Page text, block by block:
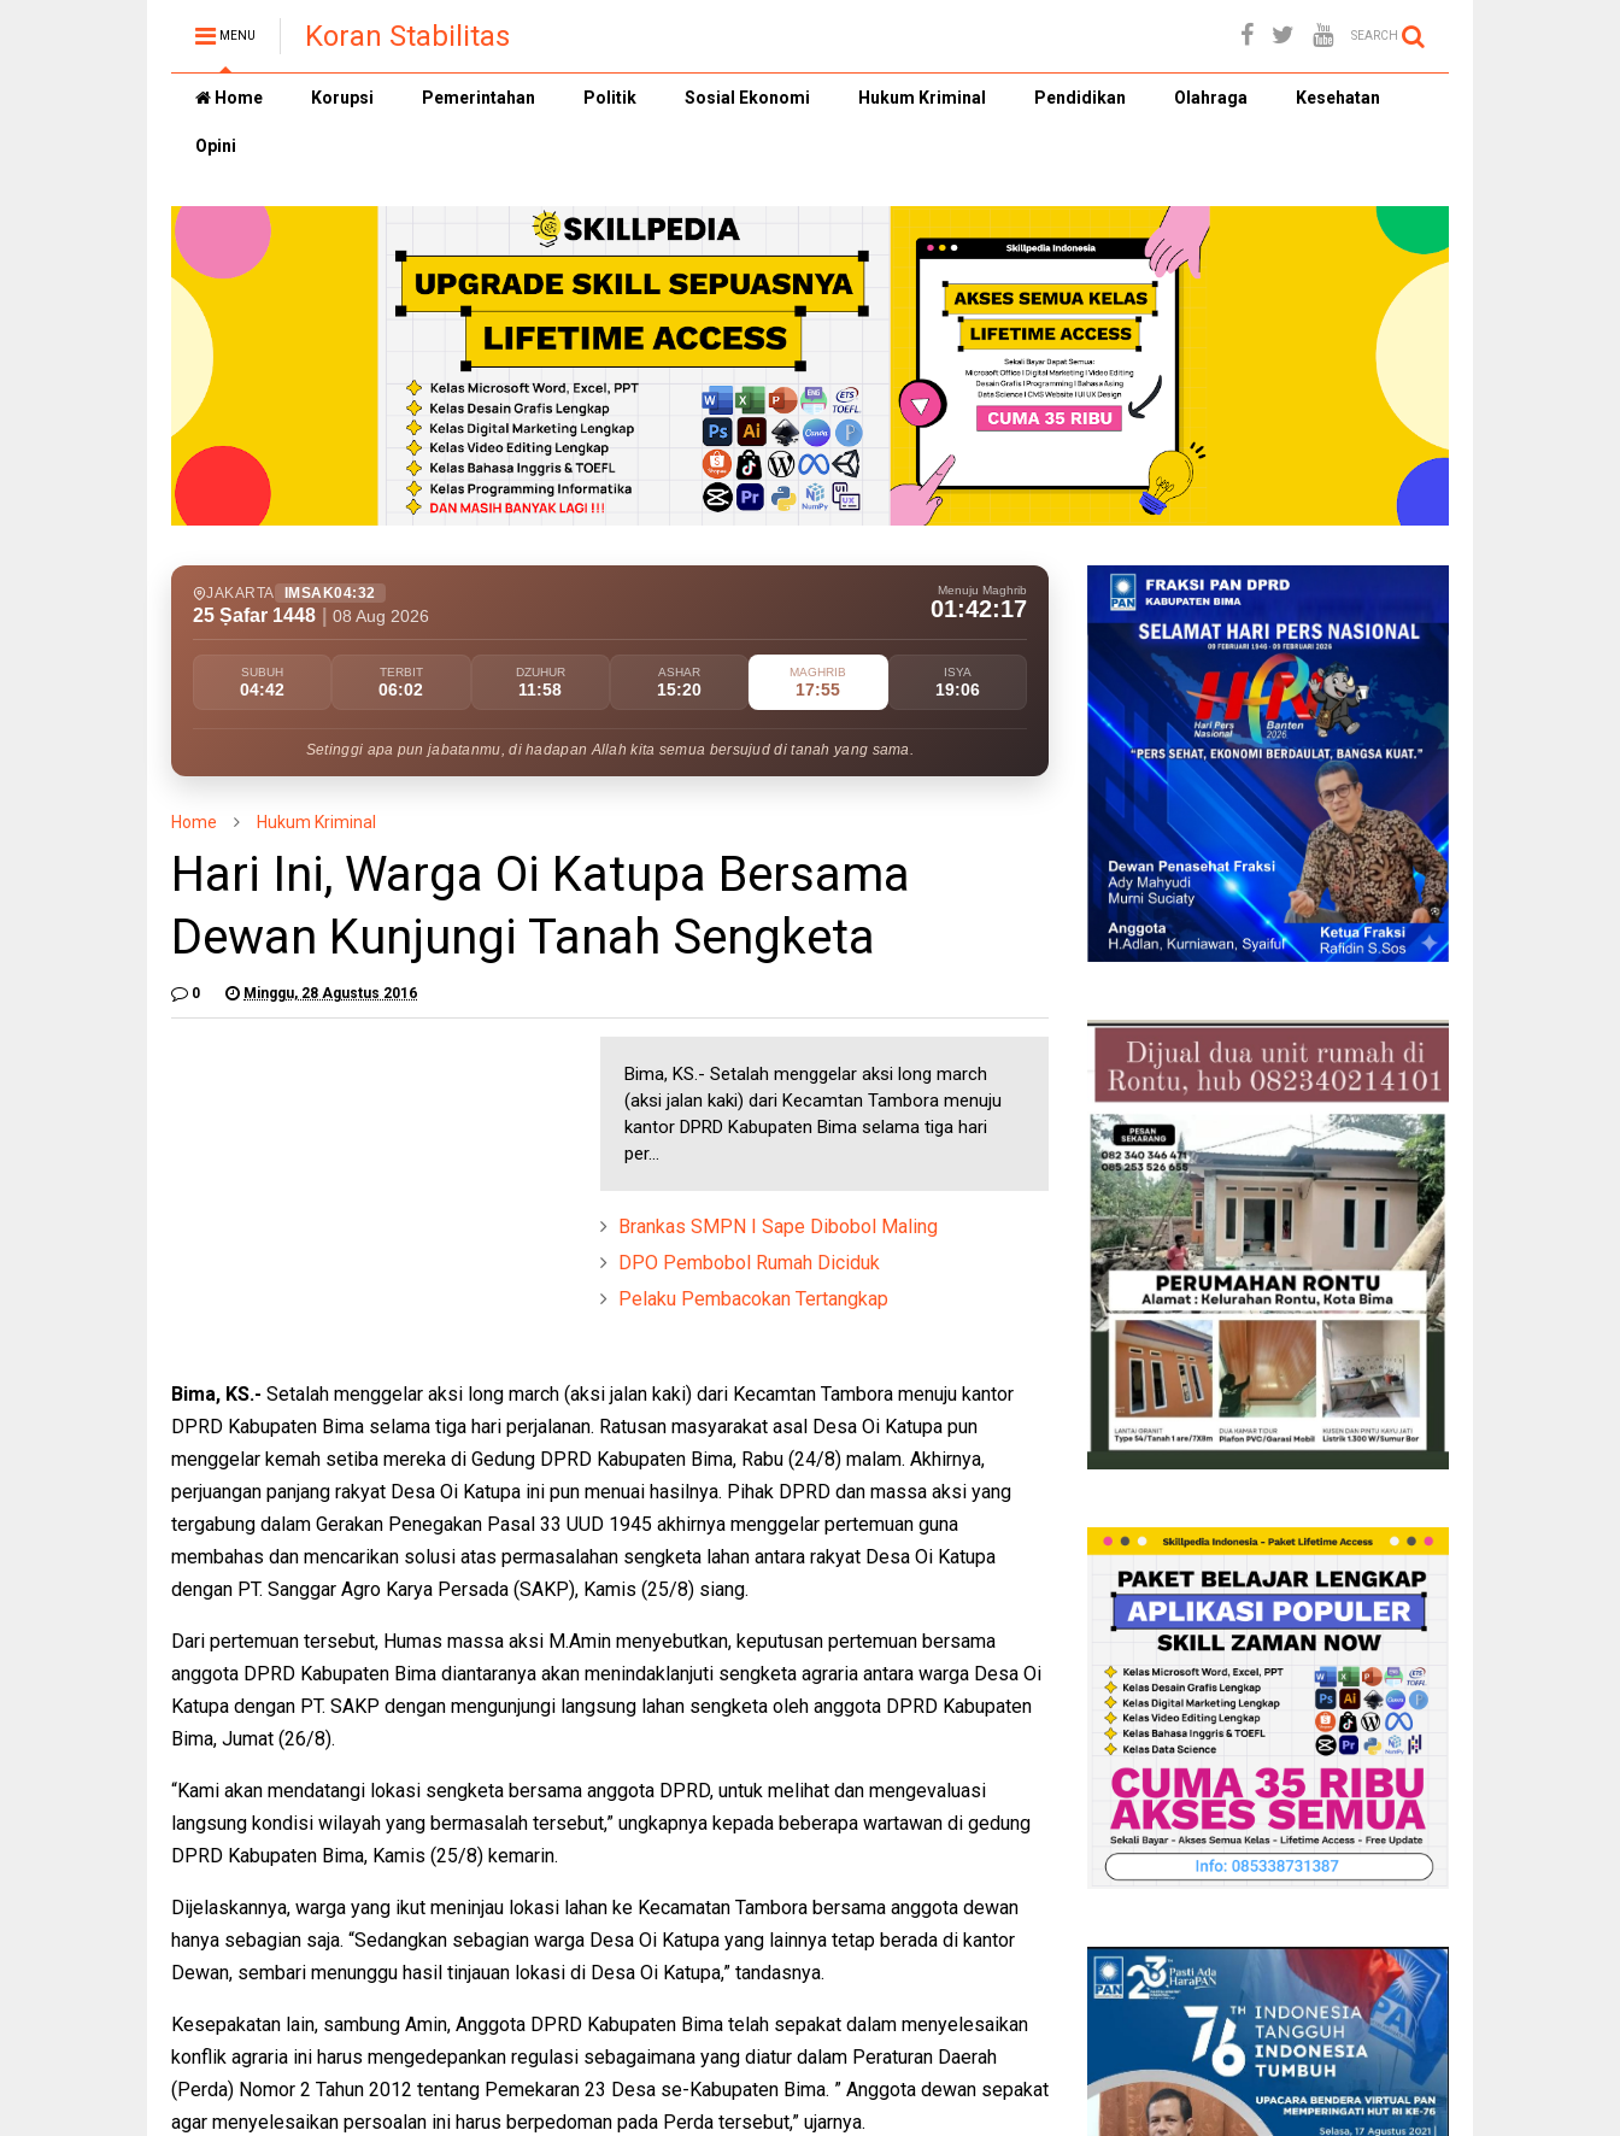
MENU Koran Stabilitas SEARCH
Home Korupsi Pemerintahan Politik Sosial Ekonomi Hukum Kriminal Pendidikan Olahraga Kesehatan
Opini
JAKARTA IMSAK04:32
25 Ṣafar 1448 08 Aug 2026
Menuju Maghrib
01:42:16
SUBUH
04:42
TERBIT
06:02
DZUHUR
11:58
ASHAR
15:20
MAGHRIB
17:55
ISYA
19:06
Setinggi apa pun jabatanmu, di hadapan Allah kita semua bersujud di tanah yang sama.
Home Hukum Kriminal
Hari Ini, Warga Oi Katupa Bersama
Dewan Kunjungi Tanah Sengketa
0 Minggu, 28 Agustus 2016
Bima, KS.- Setalah menggelar aksi long march
(aksi jalan kaki) dari Kecamtan Tambora menuju
kantor DPRD Kabupaten Bima selama tiga hari
per...
Brankas SMPN I Sape Dibobol Maling
DPO Pembobol Rumah Diciduk
Pelaku Pembacokan Tertangkap
Bima, KS.- Setalah menggelar aksi long march (aksi jalan kaki) dari Kecamtan Tambora menuju kantor
DPRD Kabupaten Bima selama tiga hari perjalanan. Ratusan masyarakat asal Desa Oi Katupa pun
menggelar kemah setiba mereka di Gedung DPRD Kabupaten Bima, Rabu (24/8) malam. Akhirnya,
perjuangan panjang rakyat Desa Oi Katupa ini pun menuai hasilnya. Pihak DPRD dan massa aksi yang
tergabung dalam Gerakan Penegakan Pasal 33 UUD 1945 akhirnya menggelar pertemuan guna
membahas dan mencarikan solusi atas permasalahan sengketa lahan antara rakyat Desa Oi Katupa
dengan PT. Sanggar Agro Karya Persada (SAKP), Kamis (25/8) siang.
Dari pertemuan tersebut, Humas massa aksi M.Amin menyebutkan, keputusan pertemuan bersama
anggota DPRD Kabupaten Bima diantaranya akan menindaklanjuti sengketa agraria antara warga Desa Oi
Katupa dengan PT. SAKP dengan mengunjungi langsung lahan sengketa oleh anggota DPRD Kabupaten
Bima, Jumat (26/8).
“Kami akan mendatangi lokasi sengketa bersama anggota DPRD, untuk melihat dan mengevaluasi
langsung kondisi wilayah yang bermasalah tersebut,” ungkapnya kepada beberapa wartawan di gedung
DPRD Kabupaten Bima, Kamis (25/8) kemarin.
Dijelaskannya, warga yang ikut meninjau lokasi lahan ke Kecamatan Tambora bersama anggota dewan
hanya sebagian saja. “Sedangkan sebagian warga Desa Oi Katupa yang lainnya tetap berada di kantor
Dewan, sembari menunggu hasil tinjauan lokasi di Desa Oi Katupa,” tandasnya.
Kesepakatan lain, sambung Amin, Anggota DPRD Kabupaten Bima telah sepakat dalam menyelesaikan
konflik agraria ini harus mengedepankan regulasi sebagaimana yang diatur dalam Peraturan Daerah
(Perda) Nomor 2 Tahun 2012 tentang Pemekaran 23 Desa se-Kabupaten Bima. ” Anggota dewan sepakat
agar menyelesaikan persoalan ini harus berpedoman pada Perda tersebut,” ujarnya.